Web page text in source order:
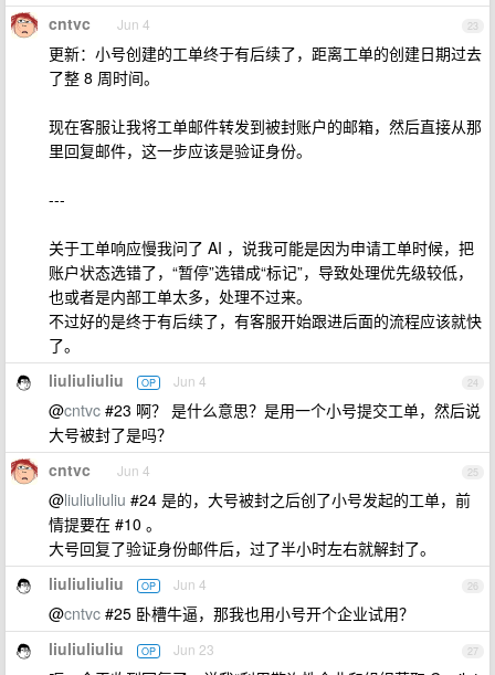
23
cntvc Jun 4
更新：小号创建的工单终于有后续了，距离工单的创建日期过去
了整 8 周时间。
现在客服让我将工单邮件转发到被封账户的邮箱，然后直接从那
里回复邮件，这一步应该是验证身份。
---
关于工单响应慢我问了 AI ，说我可能是因为申请工单时候，把
账户状态选错了，“暂停”选错成“标记”，导致处理优先级较低，
也或者是内部工单太多，处理不过来。
不过好的是终于有后续了，有客服开始跟进后面的流程应该就快
了。
24
liuliuliuliu OP Jun 4
@cntvc #23 啊？ 是什么意思？是用一个小号提交工单，然后说
大号被封了是吗？
25
cntvc Jun 4
@liuliuliuliu #24 是的，大号被封之后创了小号发起的工单，前
情提要在 #10 。
大号回复了验证身份邮件后，过了半小时左右就解封了。
26
liuliuliuliu OP Jun 4
@cntvc #25 卧槽牛逼，那我也用小号开个企业试用？
27
liuliuliuliu OP Jun 23